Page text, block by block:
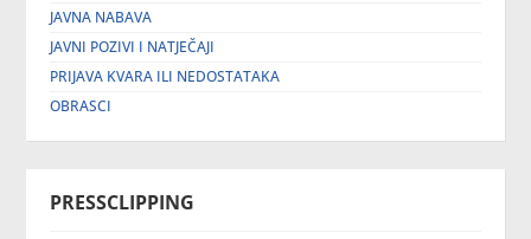
JAVNA NABAVA
JAVNI POZIVI I NATJEČAJI
PRIJAVA KVARA ILI NEDOSTATAKA
OBRASCI
PRESSCLIPPING